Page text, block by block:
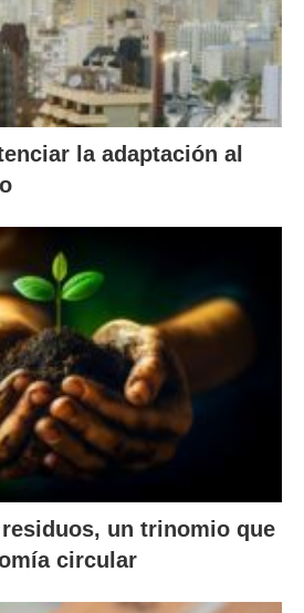
la adaptación al
un trinomio que
circular